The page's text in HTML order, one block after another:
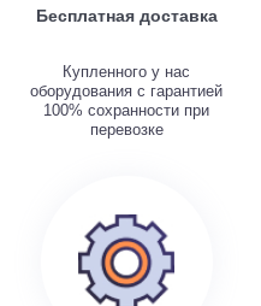
Бесплатная доставка
Купленного у нас
оборудования с гарантией
100% сохранности при
перевозке